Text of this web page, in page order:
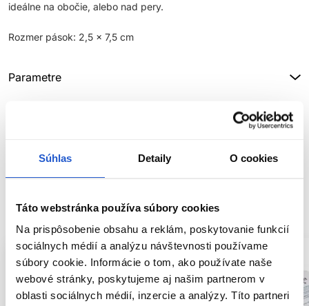
Súhlas Detaily O cookies
Táto webstránka používa súbory cookies
Na prispôsobenie obsahu a reklám, poskytovanie funkcií
sociálnych médií a analýzu návštevnosti používame
súbory cookie. Informácie o tom, ako používate naše
webové stránky, poskytujeme aj našim partnerom v
oblasti sociálnych médií, inzercie a analýzy. Títo partneri
ideálne na obočie, alebo nad pery.
Rozmer pások: 2,5 x 7,5 cm
Parametre
SÚVISIACE PRODUKTY